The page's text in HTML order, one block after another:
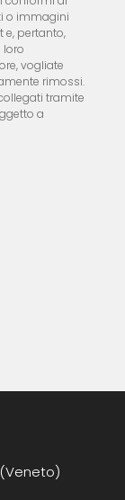
o immagini
e, pertanto,
vogliate
rimossi.
tramite
a